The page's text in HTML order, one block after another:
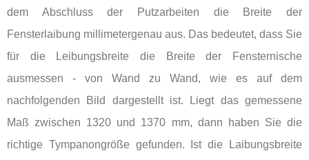
dem Abschluss der Putzarbeiten die Breite der
Fensterlaibung millimetergenau aus. Das bedeutet, dass Sie
für die Leibungsbreite die Breite der Fensternische
ausmessen - von Wand zu Wand, wie es auf dem
nachfolgenden Bild dargestellt ist. Liegt das gemessene
Maß zwischen 1320 und 1370 mm, dann haben Sie die
richtige Tympanongröße gefunden. Ist die Laibungsbreite